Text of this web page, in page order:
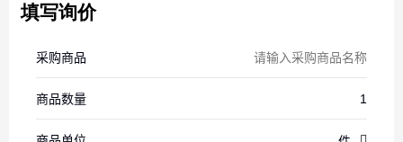
填写询价